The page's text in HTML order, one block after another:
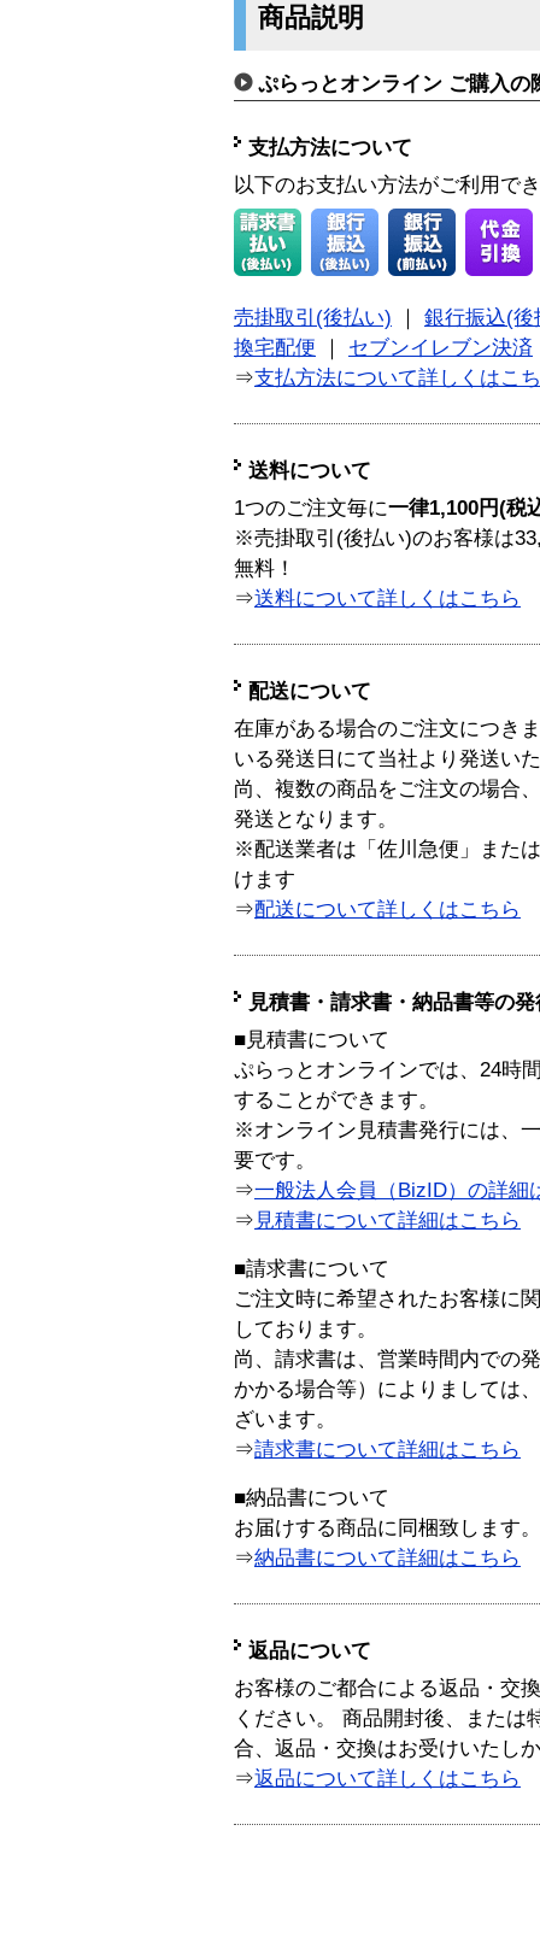
商品説明
ぷらっとオンライン ご購入の
支払方法について
以下のお支払い方法がご利用で
売掛取引(後払い)
銀行振込(後
換宅配便
セブンイレブン決済
⇒支払方法について詳しくはこ
送料について
1つのご注文毎に一律1,100円(税
※売掛取引(後払い)のお客様は
無料！
⇒送料について詳しくはこちら
配送について
在庫がある場合のご注文につき
いる発送日にて当社より発送い
尚、複数の商品をご注文の場合
発送となります。
※配送業者は「佐川急便」また
けます
⇒配送について詳しくはこちら
見積書・請求書・納品書等の
■見積書について
ぷらっとオンラインでは、24時
することができます。
※オンライン見積書発行には、
要です。
⇒一般法人会員（BizID）の詳細
⇒ 見積書について詳細はこちら
■請求書について
ご注文時に希望されたお客様に
しております。
尚、請求書は、営業時間内での
かかる場合等）によりましては
ざいます。
⇒請求書について詳細はこちら
■納品書について
お届けする商品に同梱致します。
⇒納品書について詳細はこちら
返品について
お客様のご都合による返品・交
ください。 商品開封後、または
合、返品・交換はお受けいたし
⇒返品について詳しくはこちら